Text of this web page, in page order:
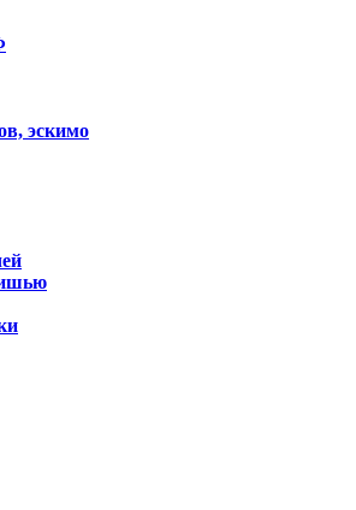
эскимо